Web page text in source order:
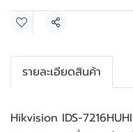
แชร์
รายละเอียดสินค้า
Hikvision IDS-